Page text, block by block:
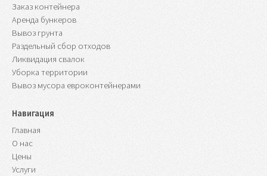
Заказ контейнера
Аренда бункеров
Вывоз грунта
Раздельный сбор отходов
Ликвидация свалок
Уборка территории
Вывоз мусора евроконтейнерами
Навигация
Главная
О нас
Цены
Услуги